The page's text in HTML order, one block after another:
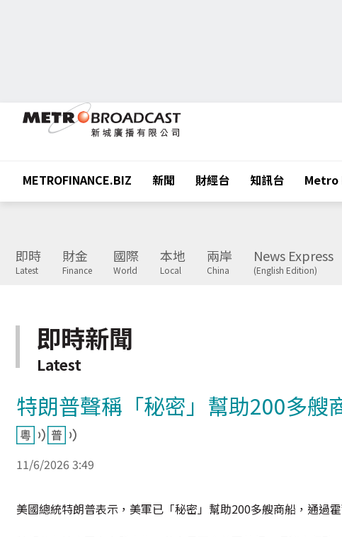
METROFINANCE.BIZ 新聞 財經台 知訊台 Metro
即時
Latest
財金
Finance
國際
World
本地
Local
兩岸
China
News Express
(English Edition)
即時新聞
Latest
特朗普聲稱「秘密」幫助200多艘
11/6/2026 3:49
美國總統特朗普表示，美軍已「秘密」幫助200多艘商船，通過